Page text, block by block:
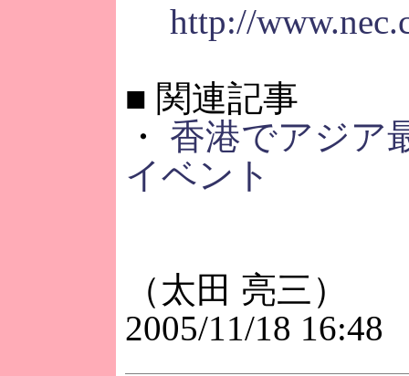
http://
■ 関連記事
・ 香港でアジア
イベント
（太田 亮三）
2005/11/18 16:48